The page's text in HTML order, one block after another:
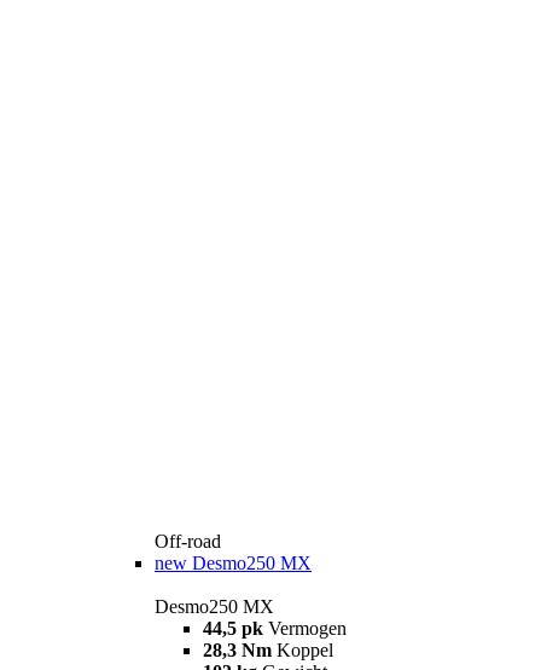
Off-road
new Desmo250 MX
Desmo250 MX
44,5 pk Vermogen
28,3 Nm Koppel